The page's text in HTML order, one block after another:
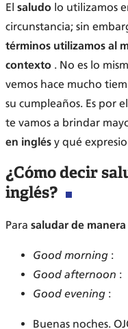
El saludo lo utilizamos
circunstancia; sin
términos utilizamos al
contexto . No es lo
vemos hace mucho
su cumpleaños. Es por
te vamos a brindar
en inglés y qué
¿Cómo decir
inglés?
Para saludar de manera
Good morning :
Good afternoon :
Good evening :
Buenas noches.